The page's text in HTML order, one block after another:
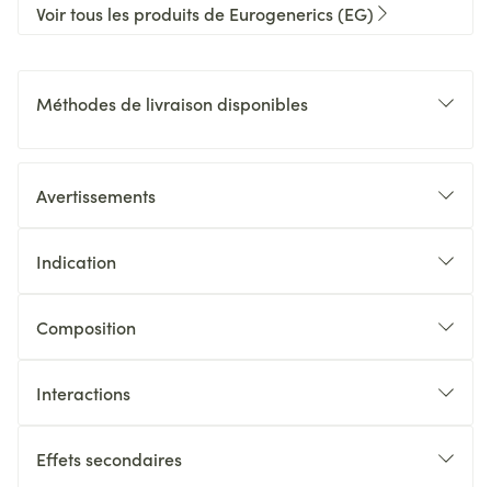
Voir tous les produits de Eurogenerics (EG)
Méthodes de livraison disponibles
Avertissements
Indication
Composition
Interactions
Effets secondaires